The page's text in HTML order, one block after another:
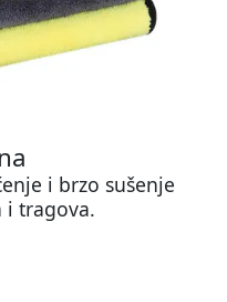
i brzo sušenje
i tragova.